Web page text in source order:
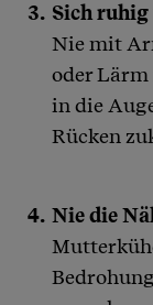
Sich
Nie mit
oder
in die
Rücken
Nie die